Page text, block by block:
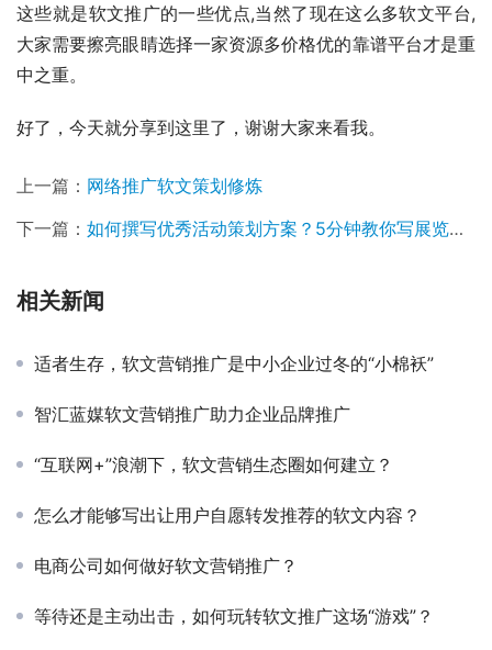
这些就是软文推广的一些优点,当然了现在这么多软文平台,
大家需要擦亮眼睛选择一家资源多价格优的靠谱平台才是重
中之重。
好了，今天就分享到这里了，谢谢大家来看我。
上一篇： 网络推广软文策划修炼
下一篇： 如何撰写优秀活动策划方案？5分钟教你写展览搭建活动策划方案
相关新闻
适者生存，软文营销推广是中小企业过冬的“小棉袄”
智汇蓝媒软文营销推广助力企业品牌推广
“互联网+”浪潮下，软文营销生态圈如何建立？
怎么才能够写出让用户自愿转发推荐的软文内容？
电商公司如何做好软文营销推广？
等待还是主动出击，如何玩转软文推广这场“游戏”？